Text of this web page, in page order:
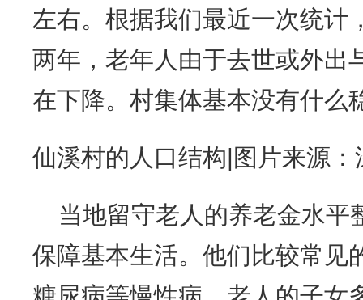
左右。根据我们最近一次统计
两年，老年人由于去世或外出
在下降。村集体基本没有什么
仙溪村的人口结构|图片来源：
当地留守老人的养老金水平
保障基本生活。他们比较常见